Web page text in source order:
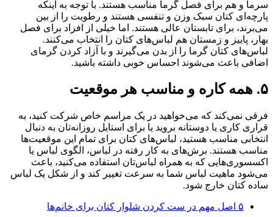
سرما و هم برای فصل گرما مناسب هستند. با توجه به اینکه
پارچه‌ای کتان سبک وزن و تنفسی هستند و رطوبت را از بین
می‌برند، برای تابستان عالی هستند. اما خیلی از افزاد برای فصل
بهار، پاییز و زمستان هم لباس‌های کتان را انتخاب می‌کنند.
لباس‌های کتان گرما را از بدن می‌گیرند و با آزاد کردن گرمای
اضافی باعث می‌شوند احساس خوبی داشته باشید.
۵. همه کاره و مناسب هر موقعیت
فرقی نمی‌کند که می‌خواهید در یک مراسم خاص شرکت کنید، به
قراری کاری یا دوستانه بروید یا برای استایل روزانه‌تان به دنبال
انتخابی مناسب هستید، لباس‌های کتان برای تمام این موقعیت‌ها
مناسب هستند. برش‌های به کار رفته در لباس، الگوی لباس یا
اکسسوری‌هایی که به همراه لباس‌تان استفاده می‌کنید، باعث
می‌شود ماهیت لباس شما به سرعت تغییر کند و از شکل یک لباس
ساده کتان خارج شود.
۵ اصل مهم در ست کردن شلوار کتان برای خانم‌ها